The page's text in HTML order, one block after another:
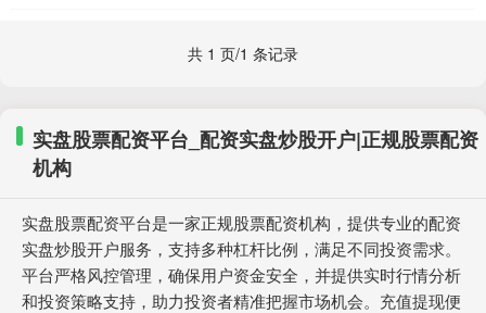
共 1 页/1 条记录
实盘股票配资平台_配资实盘炒股开户|正规股票配资
机构
实盘股票配资平台是一家正规股票配资机构，提供专业的配资
实盘炒股开户服务，支持多种杠杆比例，满足不同投资需求。
平台严格风控管理，确保用户资金安全，并提供实时行情分析
和投资策略支持，助力投资者精准把握市场机会。充值提现便